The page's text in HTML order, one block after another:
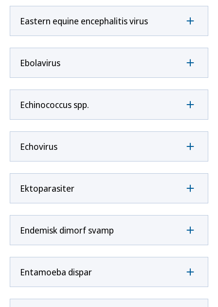
Eastern equine encephalitis virus
Ebolavirus
Echinococcus spp.
Echovirus
Ektoparasiter
Endemisk dimorf svamp
Entamoeba dispar